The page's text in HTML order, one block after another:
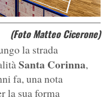
(Foto Matteo Cicerone)
la strada
Santa Corinna,
fa, una nota
la sua forma